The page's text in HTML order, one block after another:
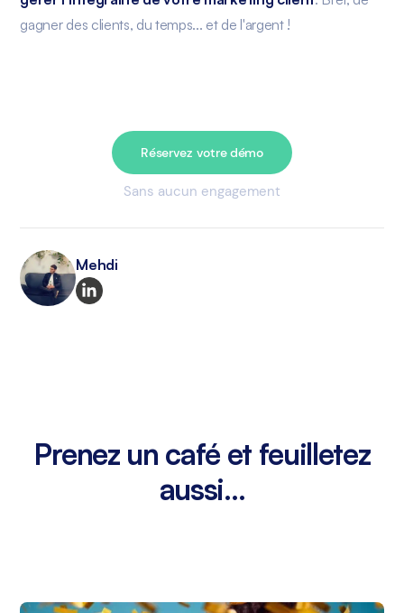
gagner des clients, du temps... et de l'argent !
Réservez votre démo
Sans aucun engagement
Mehdi
Prenez un café et feuilletez
aussi...